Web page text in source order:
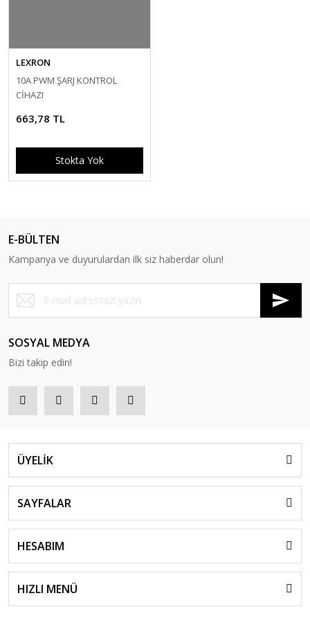
LEXRON
10A PWM ŞARJ KONTROL
CİHAZI
663,78 TL
Stokta Yok
E-BÜLTEN
Kampanya ve duyurulardan ilk siz haberdar olun!
SOSYAL MEDYA
Bizi takip edin!
ÜYELİK
SAYFALAR
HESABIM
HIZLI MENÜ